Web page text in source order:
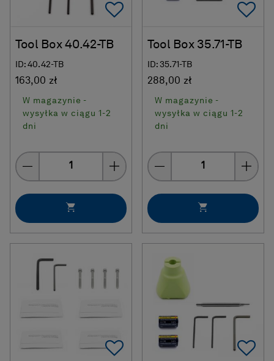
Add To Favorites
Tool Box 40.42-TB
ID: 40.42-TB
163,00 zł
W magazynie -
wysyłka w ciągu 1-2
dni
Quantity
Tool Box 35.71-TB
ID: 35.71-TB
288,00 zł
W magazynie -
wysyłka w ciągu 1-2
dni
Quantity
Add To Favorites